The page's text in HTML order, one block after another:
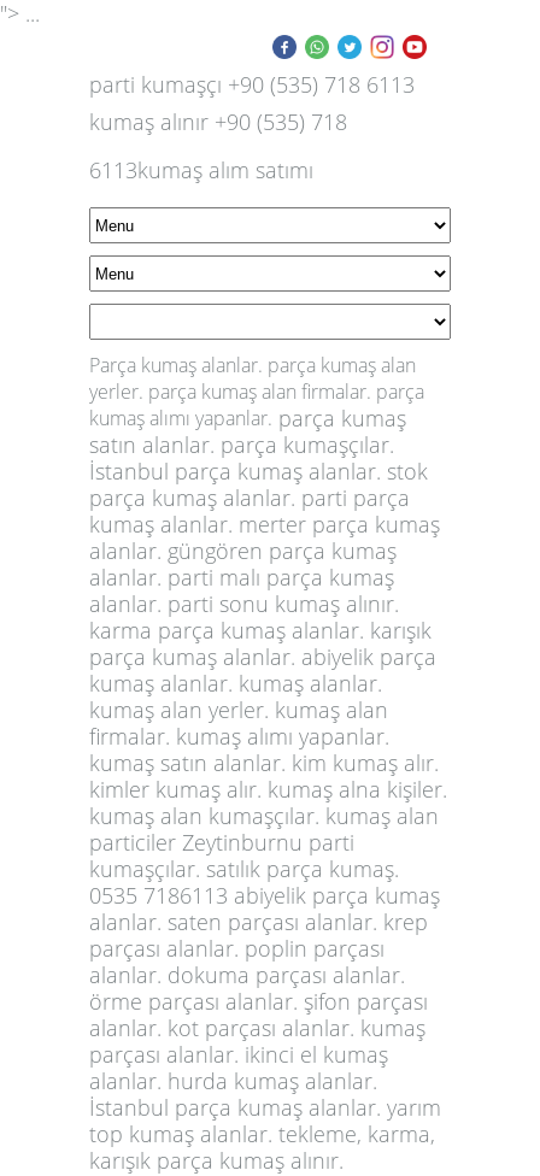
"> ...
parti kumaşçı +90 (535) 718 6113
kumaş alınır +90 (535) 718
6113kumaş alım satımı
Parça kumaş alanlar. parça kumaş alan
yerler. parça kumaş alan firmalar. parça
kumaş alımı yapanlar. parça kumaş
satın alanlar. parça kumaşçılar.
İstanbul parça kumaş alanlar. stok
parça kumaş alanlar. parti parça
kumaş alanlar. merter parça kumaş
alanlar. güngören parça kumaş
alanlar. parti malı parça kumaş
alanlar. parti sonu kumaş alınır.
karma parça kumaş alanlar. karışık
parça kumaş alanlar. abiyelik parça
kumaş alanlar. kumaş alanlar.
kumaş alan yerler. kumaş alan
firmalar. kumaş alımı yapanlar.
kumaş satın alanlar. kim kumaş alır.
kimler kumaş alır. kumaş alna kişiler.
kumaş alan kumaşçılar. kumaş alan
particiler Zeytinburnu parti
kumaşçılar. satılık parça kumaş.
0535 7186113 abiyelik parça kumaş
alanlar. saten parçası alanlar. krep
parçası alanlar. poplin parçası
alanlar. dokuma parçası alanlar.
örme parçası alanlar. şifon parçası
alanlar. kot parçası alanlar. kumaş
parçası alanlar. ikinci el kumaş
alanlar. hurda kumaş alanlar.
İstanbul parça kumaş alanlar. yarım
top kumaş alanlar. tekleme, karma,
karışık parça kumaş alınır.